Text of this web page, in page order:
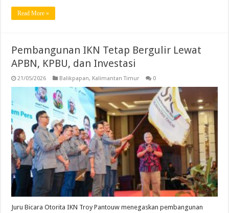
Read More »
Pembangunan IKN Tetap Bergulir Lewat
APBN, KPBU, dan Investasi
21/05/2026 Balikpapan, Kalimantan Timur 0
Juru Bicara Otorita IKN Troy Pantouw menegaskan pembangunan